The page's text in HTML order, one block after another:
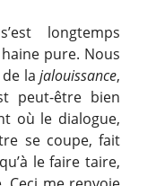
longtemps
pure. Nous
la jalouissance,
peut-être bien
où le dialogue,
se coupe, fait
le faire taire,